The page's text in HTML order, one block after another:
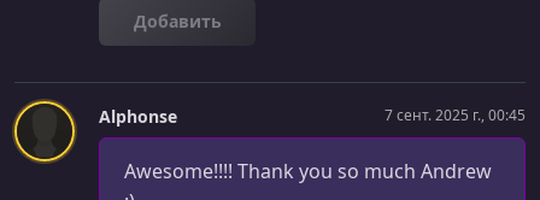
Добавить
Alphonse 7 сент. 2025 г., 00:45
Awesome!!!! Thank you so much Andrew